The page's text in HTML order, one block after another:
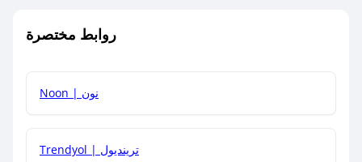
روابط مختصرة
Noon | نون
Trendyol | ترينديول